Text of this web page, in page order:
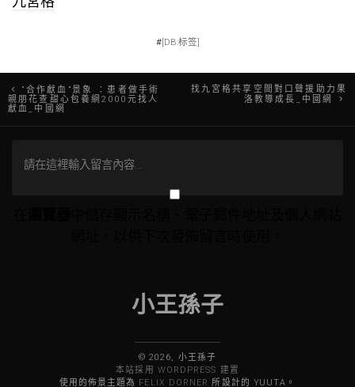
#[DB:标签]
文
章
導
“合作獻血”景象 ：患者做手術
親朋花查甜心包養網2000元找人
獻血_中國網
找九宮格共享空間對口聲援助力果
洛教導成長_中國網
小王孫子
© 2026, 小王孫子
本站採用 WORDPRESS 建置
使用的佈景主題為 FELIX DORNER 所設計的 YUUTA。